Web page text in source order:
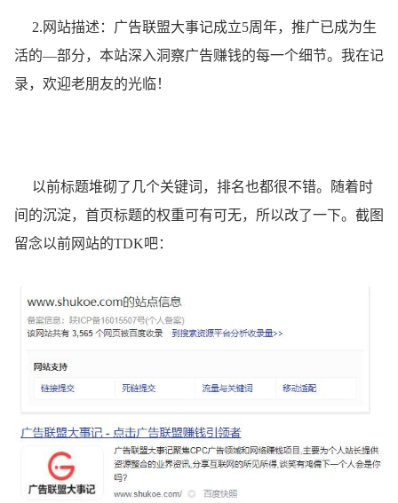
2.网站描述：广告联盟大事记成立5周年，推广已成为生
活的—部分，本站深入洞察广告赚钱的每一个细节。我在记
录，欢迎老朋友的光临！
以前标题堆砌了几个关键词，排名也都很不错。随着时
间的沉淀，首页标题的权重可有可无，所以改了一下。截图
留念以前网站的TDK吧：